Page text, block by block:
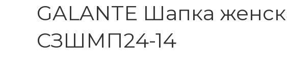
GALANTE Шапка
СЗШМП24-14